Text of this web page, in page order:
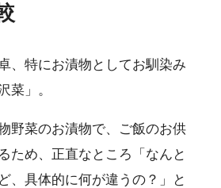
、特にお漬物としてお馴染み
菜」。
野菜のお漬物で、ご飯のお供
ため、正直なところ「なんと
、具体的に何が違うの？」と